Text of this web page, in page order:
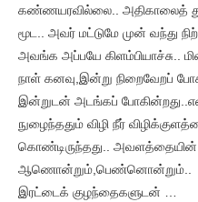
கண்ணயரவில்லை.. அதிகாலைத்
மூட.. அவர் மட்டுமே முன் வந்து
அவங்க அப்பயே கிளம்பியாச்சு..
நாள் கனவு,இன்று நிறைவேறப்
இன்றுடன் அடங்கப்
நுழைந்ததும் விழி நீர்
கொண்டிருந்தது..
ஆணொன்றும்,பெண்னொன்றும்..
இரட்டைக் குழந்தைகளுடன் …